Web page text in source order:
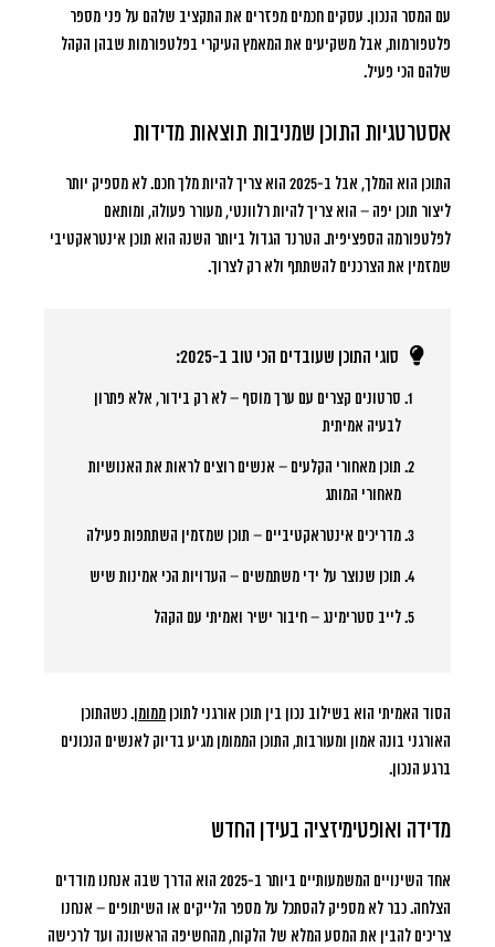
עם המסר הנכון. עסקים חכמים מפזרים את התקציב שלהם על פני מספר
פלטפורמות, אבל משקיעים את המאמץ העיקרי בפלטפורמות שבהן הקהל
שלהם הכי פעיל.
אסטרטגיות התוכן שמניבות תוצאות מדידות
התוכן הוא המלך, אבל ב-2025 הוא צריך להיות מלך חכם. לא מספיק יותר
ליצור תוכן יפה – הוא צריך להיות רלוונטי, מעורר פעולה, ומותאם
לפלטפורמה הספציפית. הטרנד הגדול ביותר השנה הוא תוכן אינטראקטיבי
שמזמין את הצרכנים להשתתף ולא רק לצרוך.
סוגי התוכן שעובדים הכי טוב ב-2025:
סרטונים קצרים עם ערך מוסף – לא רק בידור, אלא פתרון
לבעיה אמיתית
תוכן מאחורי הקלעים – אנשים רוצים לראות את האנושיות
מאחורי המותג
מדריכים אינטראקטיביים – תוכן שמזמין השתתפות פעילה
תוכן שנוצר על ידי משתמשים – העדויות הכי אמינות שיש
לייב סטרימינג – חיבור ישיר ואמיתי עם הקהל
הסוד האמיתי הוא בשילוב נכון בין תוכן אורגני לתוכן ממומן. כשהתוכן
האורגני בונה אמון ומעורבות, התוכן הממומן מגיע בדיוק לאנשים הנכונים
ברגע הנכון.
מדידה ואופטימיזציה בעידן החדש
אחד השינויים המשמעותיים ביותר ב-2025 הוא הדרך שבה אנחנו מודדים
הצלחה. כבר לא מספיק להסתכל על מספר הלייקים או השיתופים – אנחנו
צריכים להבין את המסע המלא של הלקוח, מהחשיפה הראשונה ועד לרכישה